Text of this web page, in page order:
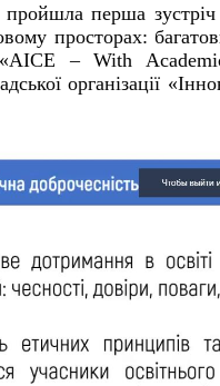
перша
просторах:
«AICE – With
організації